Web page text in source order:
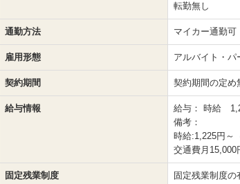
転勤無し
通勤方法 マイカー通勤可
雇用形態 アルバイト・パ
契約期間 契約期間の定め
給与情報 給与： 時給
備考：
時給:1,225円～
交通費月15,000
固定残業制度 固定残業制度の